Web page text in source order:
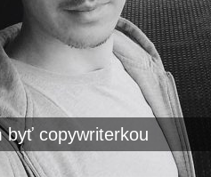
byť copywriterkou